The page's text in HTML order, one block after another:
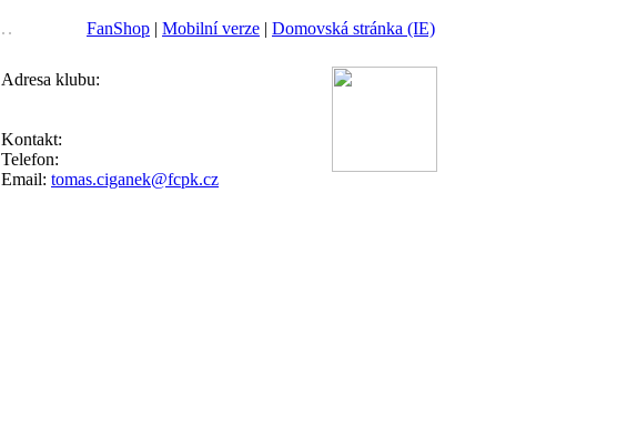
FanShop | Mobilní verze | Domovská stránka (IE)
Adresa klubu:
Kontakt:
Telefon:
Email: tomas.ciganek@fcpk.cz